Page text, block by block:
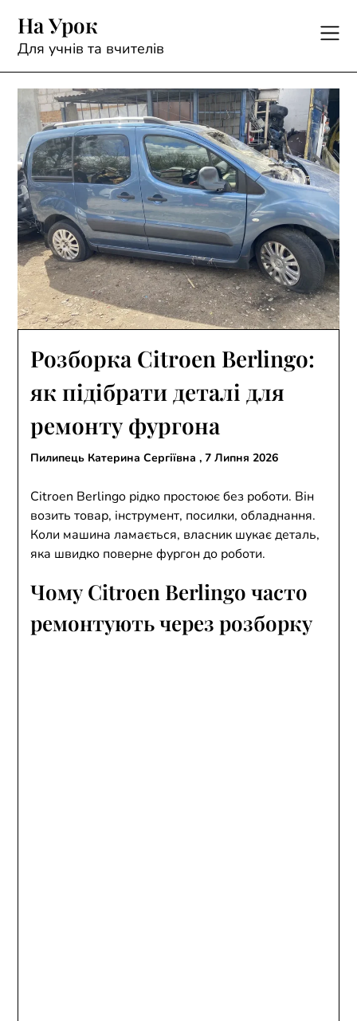
content
На Урок
Для учнів та вчителів
Розборка Citroen Berlingo:
як підібрати деталі для
ремонту фургона
Пилипець Катерина Сергіївна ,7 Липня 2026
Citroen Berlingo рідко простоює без роботи. Він
возить товар, інструмент, посилки, обладнання.
Коли машина ламається, власник шукає деталь,
яка швидко поверне фургон до роботи.
Чому Citroen Berlingo часто
ремонтують через розборку